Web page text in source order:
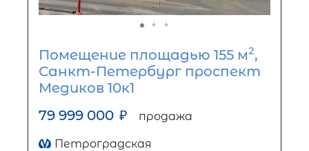
Помещение площадью 155 м2,
Санкт-Петербург проспект
Медиков 10к1
79 999 000 ₽ продажа
Петроградская